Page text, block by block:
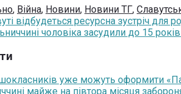
, Війна, Новини, Новини ТГ,
відбудеться ресурсна зустріч для
чоловіка засудили до 15
уже можуть оформити
майже на півтора місяця